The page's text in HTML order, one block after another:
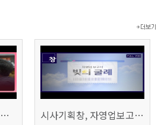
KBS [더 보다] 은퇴 대신 폐업 시사기획창, 자영업보고서 빚의 굴레 507회 (KBS 25.6.10)